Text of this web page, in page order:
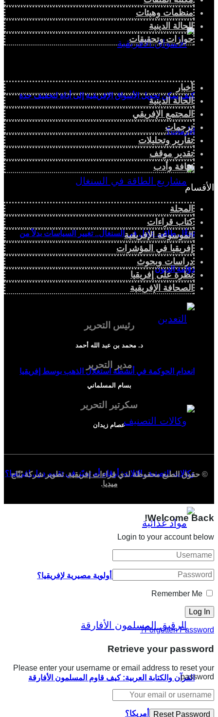
كيف يمكن تحويل الأسواق الإفريقية إلى أداة لتخفيف حدة
الأزمات؟
تحوُّل طاقي عادل في السنغال.. تغيير السياسات بدلاً من
دوّامة الديون
انعدام الحوكمة في أنشطة استغلال الذهب بوسط إفريقيا
وكالات التصنيف الثلاث: أرقام أم تحيّز في تقييم دول إفريقيا؟
لماذا تمثل السيادة الغذائية أولوية مصيرية لإفريقيا؟
القرآن والكتابة العربية: كيف قاوم المسلمون الأفارقة
الاسترقاق في أمريكا؟
منظمات وهيئات
الحالة الدينية
حوارات وتحقيقات
أخبار
الحالة الدينية
المجتمع الإفريقي
ترجمات
تقارير وتحليلات
تقدير موقف
ثقافة وأدب
الأقسام
المجلة
كتاب قراءات
الموسوعة الإفريقية
إفريقيا في المؤشرات
دراسات وبحوث
نظرة على إفريقيا
الصحافة الإفريقية
رئيس التحرير
د. محمد بن عبد الله أحمد
مدير التحرير
بسام المسلماني
سكرتير التحرير
عصام زيدان
© حقوق الطبع محفوظة لديقراءات إفريقية. تطوير شركةبُنّاج
ميديا.
Welcome Back!
Login to your account below
Remember Me
Forgotten Password?
Retrieve your password
Please enter your username or email address to reset your
password.